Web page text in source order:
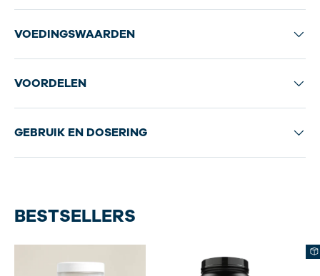
VOEDINGSWAARDEN
VOORDELEN
GEBRUIK EN DOSERING
BESTSELLERS